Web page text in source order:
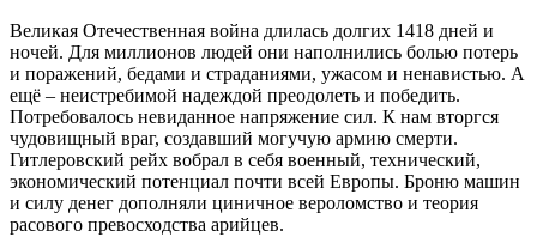
Великая Отечественная война длилась долгих 1418 дней и
ночей. Для миллионов людей они наполнились болью потерь
и поражений, бедами и страданиями, ужасом и ненавистью. А
ещё – неистребимой надеждой преодолеть и победить.
Потребовалось невиданное напряжение сил. К нам вторгся
чудовищный враг, создавший могучую армию смерти.
Гитлеровский рейх вобрал в себя военный, технический,
экономический потенциал почти всей Европы. Броню машин
и силу денег дополняли циничное вероломство и теория
расового превосходства арийцев.